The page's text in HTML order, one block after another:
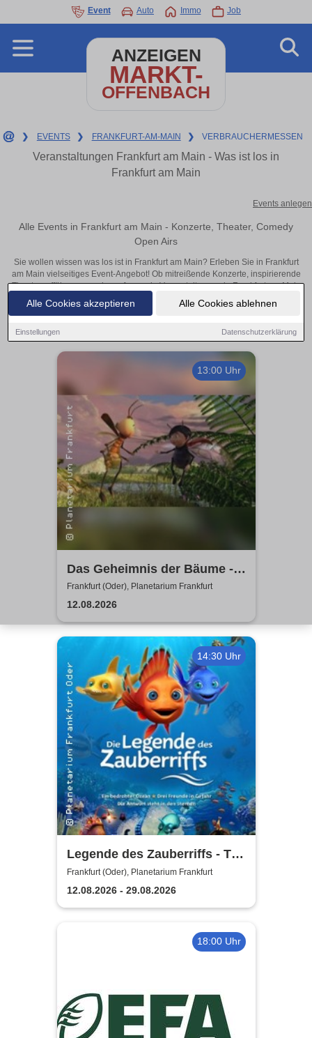
Alle Cookies akzeptieren Alle Cookies ablehnen
Einstellungen Datenschutzerklärung
Event Auto Immo Job
ANZEIGEN
MARKT-
OFFENBACH
❯ EVENTS ❯ FRANKFURT-AM-MAIN ❯ VERBRAUCHERMESSEN
Veranstaltungen Frankfurt am Main - Was ist los in
Frankfurt am Main
Events anlegen
Alle Events in Frankfurt am Main - Konzerte, Theater, Comedy
Open Airs
Sie wollen wissen was los ist in Frankfurt am Main? Erleben Sie in Frankfurt
am Main vielseitiges Event-Angebot! Ob mitreißende Konzerte, inspirierende
Theateraufführungen oder aufregende Veranstaltungen in Frankfurt am Main
– hier finden alles im Überblick und Tickets.
13:00 Uhr
Das Geheimnis der Bäume -
Planetarium Frankfurt Oder
Frankfurt (Oder), Planetarium Frankfurt
12.08.2026
14:30 Uhr
Legende des Zauberriffs - Teil
1 Wie es begann |
Planetarium Frankfurt Oder
Frankfurt (Oder), Planetarium Frankfurt
12.08.2026 - 29.08.2026
18:00 Uhr